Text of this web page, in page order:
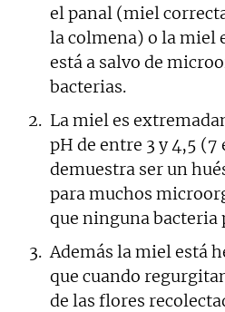
el panal (miel
la colmena) o la miel
está a salvo de
bacterias.
La miel es
pH de entre 3 y 4,5
demuestra ser un
para muchos
que ninguna bacteria
Además la miel está
que cuando
de las flores